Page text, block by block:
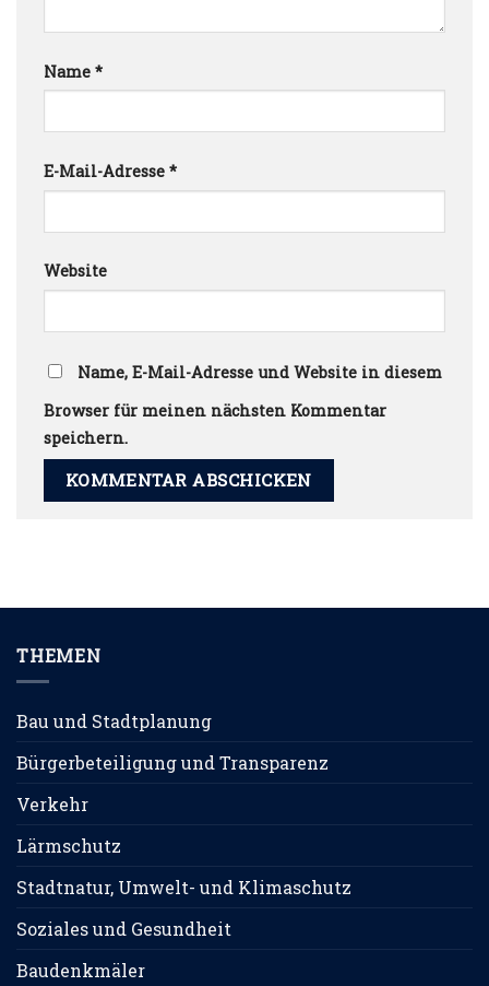
Name *
E-Mail-Adresse *
Website
Name, E-Mail-Adresse und Website in diesem
Browser für meinen nächsten Kommentar
speichern.
THEMEN
Bau und Stadtplanung
Bürgerbeteiligung und Transparenz
Verkehr
Lärmschutz
Stadtnatur, Umwelt- und Klimaschutz
Soziales und Gesundheit
Baudenkmäler